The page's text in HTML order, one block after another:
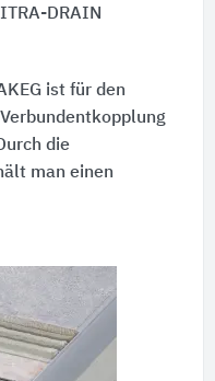
DRAIN
ist für den
die
man einen